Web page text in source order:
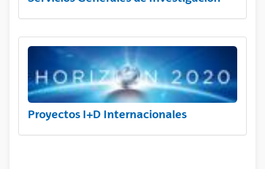
Proyectos I+D Internacionales